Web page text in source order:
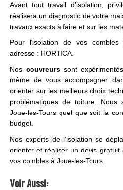
Avant tout travail d’isolation,
réalisera un diagnostic de votre
travaux exacts à faire et sur les
Pour l’isolation de vos combles
adresse : HORTICA.
Nos couvreurssont
même de vous accompagner
orienter sur les meilleurs choix
problématiques de toiture. Nous
Joue-les-Tours quel que soit la
budget.
Nos experts de l’isolation se
orienter et réaliser un devis gratuit
vos combles à Joue-les-Tours.
Voir Aussi: